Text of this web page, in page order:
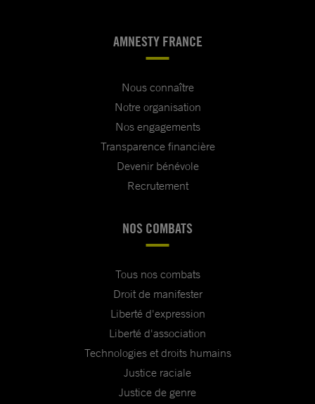
AMNESTY FRANCE
Nous connaître
Notre organisation
Nos engagements
Transparence financière
Devenir bénévole
Recrutement
NOS COMBATS
Tous nos combats
Droit de manifester
Liberté d'expression
Liberté d'association
Technologies et droits humains
Justice raciale
Justice de genre